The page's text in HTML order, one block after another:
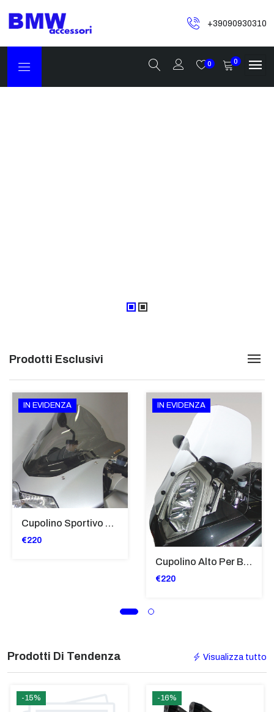
+39090930310
0 0
Prodotti Esclusivi
IN EVIDENZA
Cupolino Sportivo Per Bmw K 1200 R Sport 2005-07 TRASPARENTE - Sc967-T
€220
IN EVIDENZA
Cupolino Alto Per Bmw R 1200 St 2004 - 2007 TRASPARENTE - Sc950-T
€220
Prodotti Di Tendenza Visualizza tutto
-15% -16%